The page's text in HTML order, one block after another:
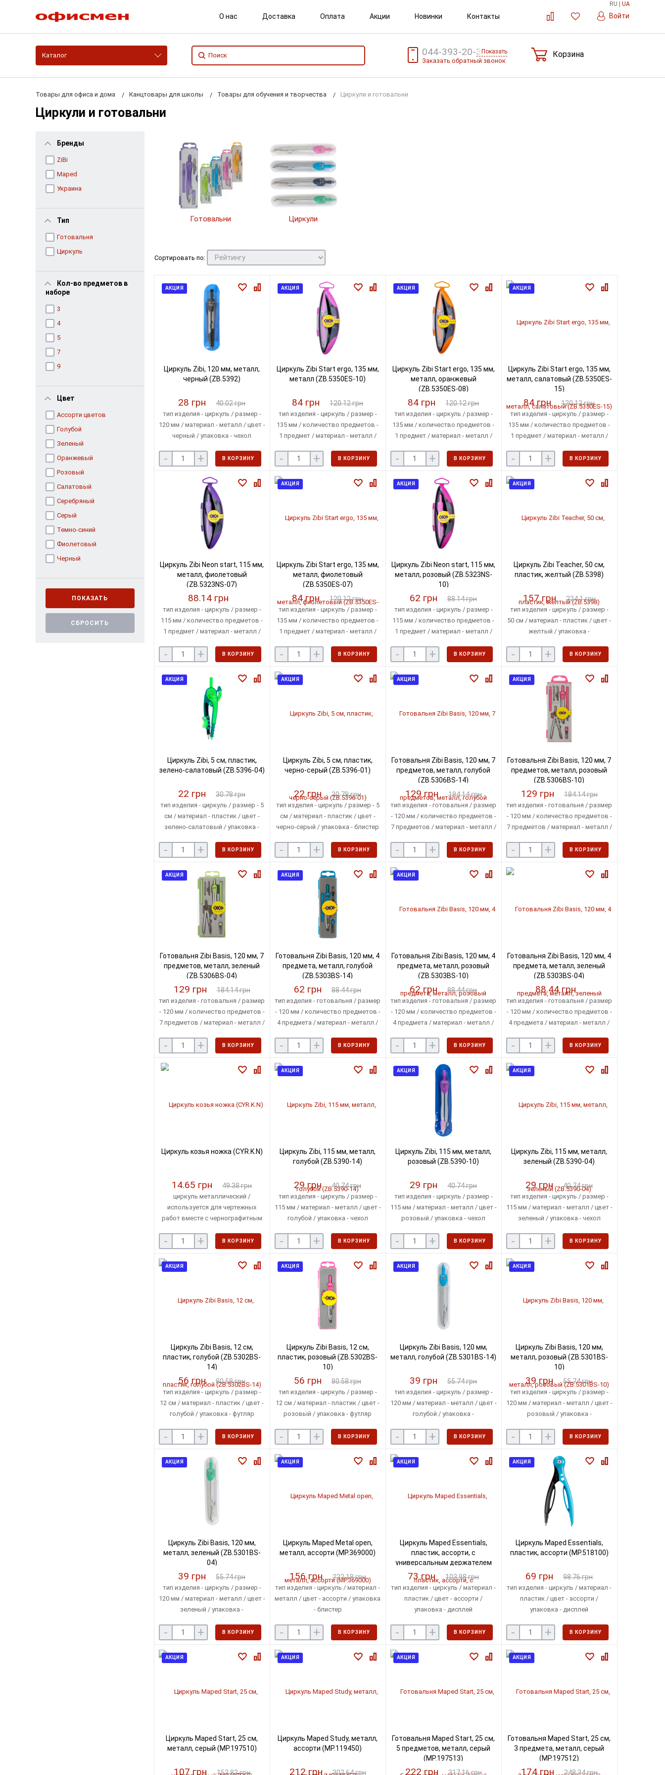
RU UA
О нас Доставка Оплата Акции Новинки Контакты Войти
Каталог 044-393-20-36Показать
Заказать обратный звонок
Корзина
Товары для офиса и дома Канцтовары для школы Товары для обучения и творчества Циркули и готовальни
Циркули и готовальни
Бренды
ZiBi
Maped
Украина
Тип
Готовальня
Циркуль
Кол-во предметов в
наборе
3
4
5
7
9
Цвет
Ассорти цветов
Голубой
Зеленый
Оранжевый
Розовый
Салатовый
Серебряный
Серый
Темно-синий
Фиолетовый
Черный
ПОКАЗАТЬ
СБРОСИТЬ
Готовальни Циркули
Сортировать по:
АКЦИЯ
Циркуль Zibi, 120 мм, металл,
черный (ZB.5392)
28 грн 40.02 грн
тип изделия - циркуль / размер -
120 мм / материал - металл / цвет -
черный / упаковка - чехол
- + В КОРЗИНУ
АКЦИЯ
Циркуль Zibi Start ergo, 135 мм,
металл (ZB.5350ES-10)
84 грн 120.12 грн
тип изделия - циркуль / размер -
135 мм / количество предметов -
1 предмет / материал - металл /
- + В КОРЗИНУ
АКЦИЯ
Циркуль Zibi Start ergo, 135 мм,
металл, оранжевый
(ZB.5350ES-08)
84 грн 120.12 грн
тип изделия - циркуль / размер -
135 мм / количество предметов -
1 предмет / материал - металл /
футляр
- + В КОРЗИНУ
АКЦИЯ
Циркуль Zibi Start ergo, 135 мм,
металл, салатовый (ZB.5350ES-
15)
84 грн 120.12 грн
тип изделия - циркуль / размер -
135 мм / количество предметов -
1 предмет / материал - металл /
футляр
- + В КОРЗИНУ
Циркуль Zibi Neon start, 115 мм,
металл, фиолетовый
(ZB.5323NS-07)
88.14 грн
тип изделия - циркуль / размер -
115 мм / количество предметов -
1 предмет / материал - металл /
футляр
- + В КОРЗИНУ
АКЦИЯ
Циркуль Zibi Start ergo, 135 мм,
металл, фиолетовый
(ZB.5350ES-07)
84 грн 120.12 грн
тип изделия - циркуль / размер -
135 мм / количество предметов -
1 предмет / материал - металл /
футляр
- + В КОРЗИНУ
АКЦИЯ
Циркуль Zibi Neon start, 115 мм,
металл, розовый (ZB.5323NS-
10)
62 грн 88.14 грн
тип изделия - циркуль / размер -
115 мм / количество предметов -
1 предмет / материал - металл /
футляр
- + В КОРЗИНУ
АКЦИЯ
Циркуль Zibi Teacher, 50 см,
пластик, желтый (ZB.5398)
157 грн 224.1 грн
тип изделия - циркуль / размер -
50 см / материал - пластик / цвет -
желтый / упаковка -
- + В КОРЗИНУ
АКЦИЯ
Циркуль Zibi, 5 см, пластик,
зелено-салатовый (ZB.5396-04)
22 грн 30.78 грн
тип изделия - циркуль / размер - 5
см / материал - пластик / цвет -
зелено-салатовый / упаковка -
- + В КОРЗИНУ
АКЦИЯ
Циркуль Zibi, 5 см, пластик,
черно-серый (ZB.5396-01)
22 грн 30.78 грн
тип изделия - циркуль / размер - 5
см / материал - пластик / цвет -
черно-серый / упаковка - блистер
- + В КОРЗИНУ
АКЦИЯ
Готовальня Zibi Basis, 120 мм, 7
предметов, металл, голубой
(ZB.5306BS-14)
129 грн 184.14 грн
тип изделия - готовальня / размер
- 120 мм / количество предметов -
7 предметов / материал - металл /
- + В КОРЗИНУ
АКЦИЯ
Готовальня Zibi Basis, 120 мм, 7
предметов, металл, розовый
(ZB.5306BS-10)
129 грн 184.14 грн
тип изделия - готовальня / размер
- 120 мм / количество предметов -
7 предметов / материал - металл /
футляр
- + В КОРЗИНУ
АКЦИЯ
Готовальня Zibi Basis, 120 мм, 7
предметов, металл, зеленый
(ZB.5306BS-04)
129 грн 184.14 грн
тип изделия - готовальня / размер
- 120 мм / количество предметов -
7 предметов / материал - металл /
- + В КОРЗИНУ
АКЦИЯ
Готовальня Zibi Basis, 120 мм, 4
предмета, металл, голубой
(ZB.5303BS-14)
62 грн 88.44 грн
тип изделия - готовальня / размер
- 120 мм / количество предметов -
4 предмета / материал - металл /
- + В КОРЗИНУ
АКЦИЯ
Готовальня Zibi Basis, 120 мм, 4
предмета, металл, розовый
(ZB.5303BS-10)
62 грн 88.44 грн
тип изделия - готовальня / размер
- 120 мм / количество предметов -
4 предмета / материал - металл /
футляр
- + В КОРЗИНУ
Готовальня Zibi Basis, 120 мм, 4
предмета, металл, зеленый
(ZB.5303BS-04)
88.44 грн
тип изделия - готовальня / размер
- 120 мм / количество предметов -
4 предмета / материал - металл /
- + В КОРЗИНУ
Циркуль козья ножка (CYR.K.N)
14.65 грн 49.38 грн
циркуль металлический /
используется для чертежных
работ вместе с чернографитным
- + В КОРЗИНУ
АКЦИЯ
Циркуль Zibi, 115 мм, металл,
голубой (ZB.5390-14)
29 грн 40.74 грн
тип изделия - циркуль / размер -
115 мм / материал - металл / цвет -
голубой / упаковка - чехол
- + В КОРЗИНУ
АКЦИЯ
Циркуль Zibi, 115 мм, металл,
розовый (ZB.5390-10)
29 грн 40.74 грн
тип изделия - циркуль / размер -
115 мм / материал - металл / цвет -
розовый / упаковка - чехол
- + В КОРЗИНУ
АКЦИЯ
Циркуль Zibi, 115 мм, металл,
зеленый (ZB.5390-04)
29 грн 40.74 грн
тип изделия - циркуль / размер -
115 мм / материал - металл / цвет -
зеленый / упаковка - чехол
- + В КОРЗИНУ
АКЦИЯ
Циркуль Zibi Basis, 12 см,
пластик, голубой (ZB.5302BS-
14)
56 грн 80.58 грн
тип изделия - циркуль / размер -
12 см / материал - пластик / цвет -
голубой / упаковка - футляр
- + В КОРЗИНУ
АКЦИЯ
Циркуль Zibi Basis, 12 см,
пластик, розовый (ZB.5302BS-
10)
56 грн 80.58 грн
тип изделия - циркуль / размер -
12 см / материал - пластик / цвет -
розовый / упаковка - футляр
- + В КОРЗИНУ
АКЦИЯ
Циркуль Zibi Basis, 120 мм,
металл, голубой (ZB.5301BS-14)
39 грн 55.74 грн
тип изделия - циркуль / размер -
120 мм / материал - металл / цвет -
голубой / упаковка -
- + В КОРЗИНУ
АКЦИЯ
Циркуль Zibi Basis, 120 мм,
металл, розовый (ZB.5301BS-
10)
39 грн 55.74 грн
тип изделия - циркуль / размер -
120 мм / материал - металл / цвет -
розовый / упаковка -
- + В КОРЗИНУ
АКЦИЯ
Циркуль Zibi Basis, 120 мм,
металл, зеленый (ZB.5301BS-
04)
39 грн 55.74 грн
тип изделия - циркуль / размер -
120 мм / материал - металл / цвет -
зеленый / упаковка -
- + В КОРЗИНУ
АКЦИЯ
Циркуль Maped Metal open,
металл, ассорти (MP.369000)
156 грн 222.18 грн
тип изделия - циркуль / материал -
металл / цвет - ассорти / упаковка
- блистер
- + В КОРЗИНУ
АКЦИЯ
Циркуль Maped Essentials,
пластик, ассорти, с
универсальным держателем
(MP.518110)
73 грн 103.98 грн
тип изделия - циркуль / материал -
пластик / цвет - ассорти /
упаковка - дисплей
- + В КОРЗИНУ
АКЦИЯ
Циркуль Maped Essentials,
пластик, ассорти (MP.518100)
69 грн 98.76 грн
тип изделия - циркуль / материал -
пластик / цвет - ассорти /
упаковка - дисплей
- + В КОРЗИНУ
АКЦИЯ
Циркуль Maped Start, 25 см,
металл, серый (MP.197510)
107 грн 152.82 грн
АКЦИЯ
Циркуль Maped Study, металл,
ассорти (MP.119450)
212 грн 302.64 грн
АКЦИЯ
Готовальня Maped Start, 25 см,
5 предметов, металл, серый
(MP.197513)
222 грн 317.16 грн
АКЦИЯ
Готовальня Maped Start, 25 см,
3 предмета, металл, серый
(MP.197512)
174 грн 248.34 грн